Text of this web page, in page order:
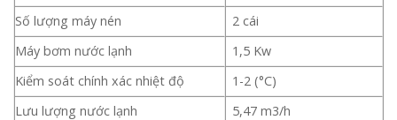
Số lượng máy nén
2 cái
Máy bơm nước lạnh
1,5 Kw
Kiểm soát chính xác nhiệt độ
1-2 (°C)
Lưu lượng nước lạnh
5,47 m3/h